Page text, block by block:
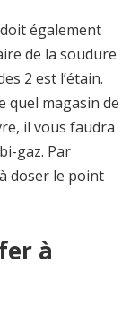
également
de la soudure
2 est l’étain.
quel magasin de
il vous faudra
gaz. Par
doser le point
à